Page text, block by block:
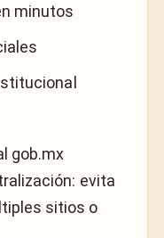
minutos
gob.mx
evita
sitios o